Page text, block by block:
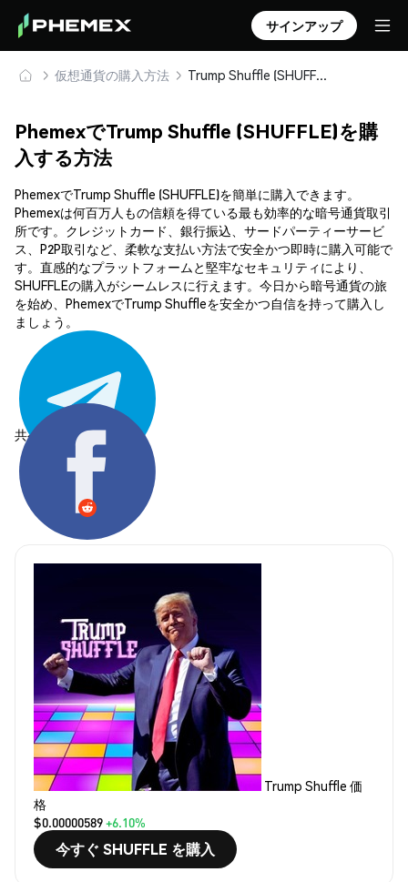
サインアップ
仮想通貨の購入方法 Trump Shuffle (SHUFFLE) を安全に購入・保管
PhemexでTrump Shuffle (SHUFFLE)を購
入する方法
PhemexでTrump Shuffle (SHUFFLE)を簡単に購入できます。
Phemexは何百万人もの信頼を得ている最も効率的な暗号通貨取引
所です。クレジットカード、銀行振込、サードパーティーサービ
ス、P2P取引など、柔軟な支払い方法で安全かつ即時に購入可能で
す。直感的なプラットフォームと堅牢なセキュリティにより、
SHUFFLEの購入がシームレスに行えます。今日から暗号通貨の旅
を始め、PhemexでTrump Shuffleを安全かつ自信を持って購入し
ましょう。
共有する:
Trump Shuffle 価
格
$0.00000589+6.10%
今すぐ SHUFFLE を購入